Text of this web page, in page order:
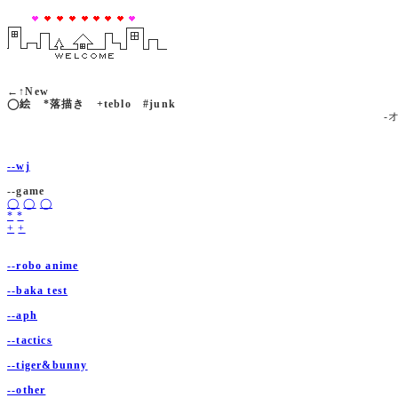
←↑New
◯絵 *落描き +teblo #junk
-
--wj
--game
◯ ◯ ◯
* *
+ +
--robo anime
--baka test
--aph
--tactics
--tiger&bunny
--other